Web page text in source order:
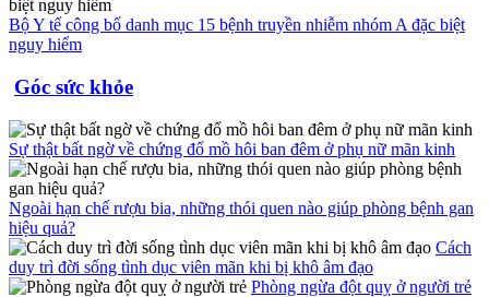
Bộ Y tế công bố danh mục 15 bệnh truyền nhiễm nhóm A đặc biệt
nguy hiểm
Góc sức khỏe
Sự thật bất ngờ về chứng đổ mồ hôi ban đêm ở phụ nữ mãn kinh
Ngoài hạn chế rượu bia, những thói quen nào giúp phòng bệnh gan
hiệu quả?
Cách
duy trì đời sống tình dục viên mãn khi bị khô âm đạo
Phòng ngừa đột quỵ ở người trẻ